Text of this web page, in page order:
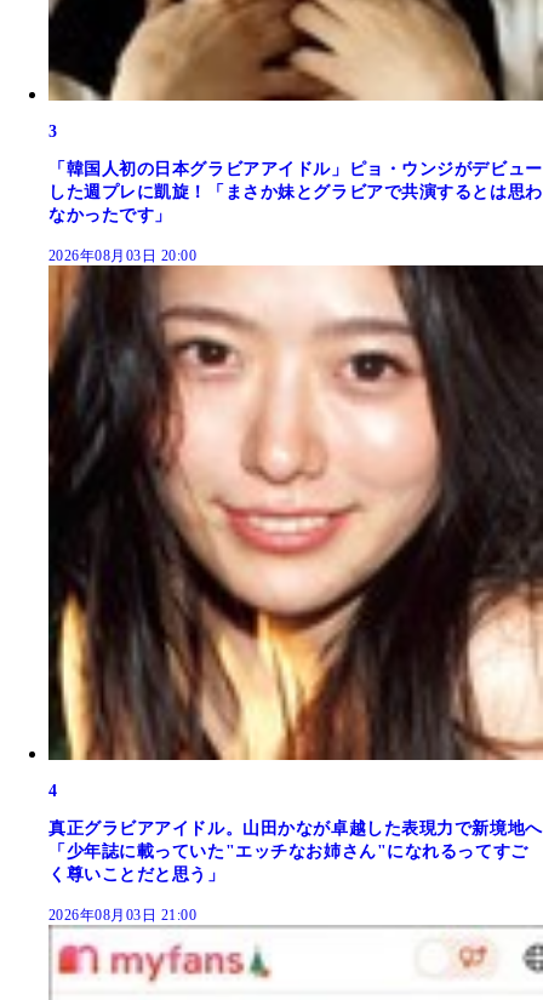
3
「韓国人初の日本グラビアアイドル」ピョ・ウンジがデビュー
した週プレに凱旋！「まさか妹とグラビアで共演するとは思わ
なかったです」
2026年08月03日 20:00
4
真正グラビアアイドル。山田かなが卓越した表現力で新境地へ
「少年誌に載っていた"エッチなお姉さん"になれるってすご
く尊いことだと思う」
2026年08月03日 21:00